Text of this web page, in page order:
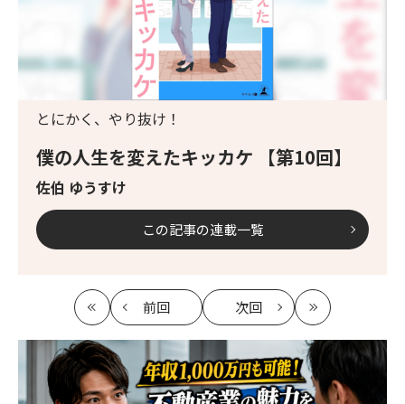
僕の人生を変えたキッカケ 【第10回】
佐伯 ゆうすけ
とにかく、やり抜け！
この記事の連載一覧
最
初
前回
記
事
へ
次回
記
事
へ
最
新